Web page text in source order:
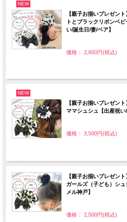
NEW
【親子お揃いプレゼン
トとブラックリボンベ
い/誕生日/妻/ペア】
価格： 2,650円(税込)
NEW
【親子お揃いプレゼン
ママシュシュ【出産祝い
価格： 3,500円(税込)
【親子お揃いプレゼン
ガールズ（子ども）シ
メル神戸】
価格： 2,500円(税込)